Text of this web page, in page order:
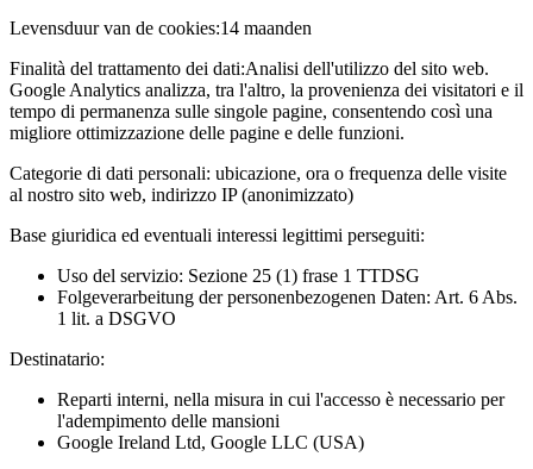
Levensduur van de cookies:14 maanden
Finalità del trattamento dei dati:Analisi dell'utilizzo del sito web.
Google Analytics analizza, tra l'altro, la provenienza dei visitatori e il
tempo di permanenza sulle singole pagine, consentendo così una
migliore ottimizzazione delle pagine e delle funzioni.
Categorie di dati personali: ubicazione, ora o frequenza delle visite
al nostro sito web, indirizzo IP (anonimizzato)
Base giuridica ed eventuali interessi legittimi perseguiti:
Uso del servizio: Sezione 25 (1) frase 1 TTDSG
Folgeverarbeitung der personenbezogenen Daten: Art. 6 Abs.
1 lit. a DSGVO
Destinatario:
Reparti interni, nella misura in cui l'accesso è necessario per
l'adempimento delle mansioni
Google Ireland Ltd, Google LLC (USA)